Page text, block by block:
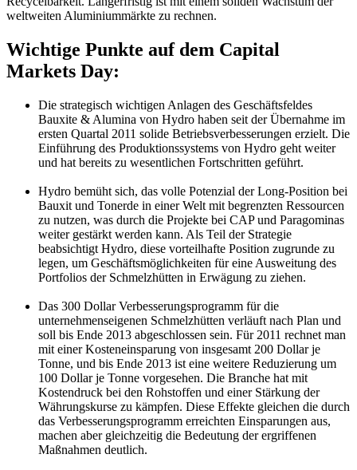
weltweiten Aluminiummärkte zu rechnen.
Wichtige Punkte auf dem Capital
Markets Day:
Die strategisch wichtigen Anlagen des Geschäftsfeldes
Bauxite & Alumina von Hydro haben seit der Übernahme im
ersten Quartal 2011 solide Betriebsverbesserungen erzielt. Die
Einführung des Produktionssystems von Hydro geht weiter
und hat bereits zu wesentlichen Fortschritten geführt.
Hydro bemüht sich, das volle Potenzial der Long-Position bei
Bauxit und Tonerde in einer Welt mit begrenzten Ressourcen
zu nutzen, was durch die Projekte bei CAP und Paragominas
weiter gestärkt werden kann. Als Teil der Strategie
beabsichtigt Hydro, diese vorteilhafte Position zugrunde zu
legen, um Geschäftsmöglichkeiten für eine Ausweitung des
Portfolios der Schmelzhütten in Erwägung zu ziehen.
Das 300 Dollar Verbesserungsprogramm für die
unternehmenseigenen Schmelzhütten verläuft nach Plan und
soll bis Ende 2013 abgeschlossen sein. Für 2011 rechnet man
mit einer Kosteneinsparung von insgesamt 200 Dollar je
Tonne, und bis Ende 2013 ist eine weitere Reduzierung um
100 Dollar je Tonne vorgesehen. Die Branche hat mit
Kostendruck bei den Rohstoffen und einer Stärkung der
Währungskurse zu kämpfen. Diese Effekte gleichen die durch
das Verbesserungsprogramm erreichten Einsparungen aus,
machen aber gleichzeitig die Bedeutung der ergriffenen
Maßnahmen deutlich.